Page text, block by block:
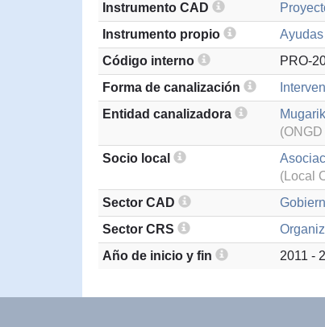
Instrumento CAD
Instrumento propio
Código interno
PRO-
Forma de canalización
Entidad canalizadora
Socio local
(Local
Sector CAD
Sector CRS
Año de inicio y fin
2011 -